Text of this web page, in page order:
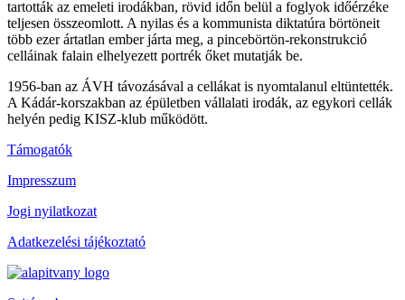
tartották az emeleti irodákban, rövid időn belül a foglyok időérzéke
teljesen összeomlott. A nyilas és a kommunista diktatúra börtöneit
több ezer ártatlan ember járta meg, a pincebörtön-rekonstrukció
celláinak falain elhelyezett portrék őket mutatják be.
1956-ban az ÁVH távozásával a cellákat is nyomtalanul eltüntették.
A Kádár-korszakban az épületben vállalati irodák, az egykori cellák
helyén pedig KISZ-klub működött.
Támogatók
Impresszum
Jogi nyilatkozat
Adatkezelési tájékoztató